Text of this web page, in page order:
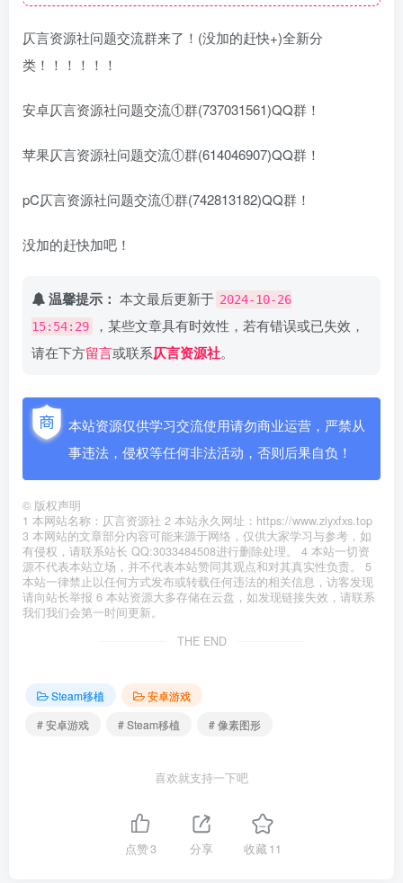
仄言资源社问题交流群来了！(没加的赶快+)全新分
类！！！！！！
安卓仄言资源社问题交流①群(737031561)QQ群！
苹果仄言资源社问题交流①群(614046907)QQ群！
pC仄言资源社问题交流①群(742813182)QQ群！
没加的赶快加吧！
温馨提示： 本文最后更新于 2024-10-26
15:54:29
，某些文章具有时效性，若有错误或已失效，
请在下方留言或联系仄言资源社。
本站资源仅供学习交流使用请勿商业运营，严禁从
事违法，侵权等任何非法活动，否则后果自负！
© 版权声明
1 本网站名称：仄言资源社 2 本站永久网址：https://www.ziyxfxs.top
3 本网站的文章部分内容可能来源于网络，仅供大家学习与参考，如
有侵权，请联系站长 QQ:3033484508进行删除处理。 4 本站一切资
源不代表本站立场，并不代表本站赞同其观点和对其真实性负责。 5
本站一律禁止以任何方式发布或转载任何违法的相关信息，访客发现
请向站长举报 6 本站资源大多存储在云盘，如发现链接失效，请联系
我们我们会第一时间更新。
THE END
Steam移植
安卓游戏
# 安卓游戏
# Steam移植 # 像素图形
喜欢就支持一下吧
点赞3 分享 收藏11